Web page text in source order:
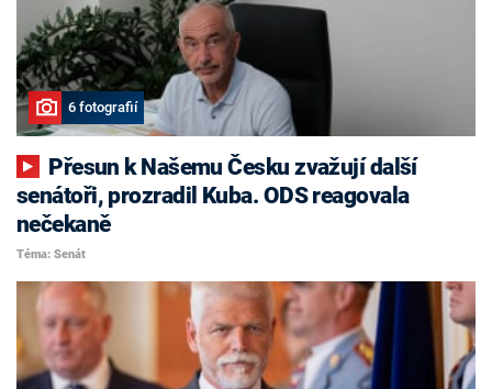
6 fotografií
senátoři, prozradil Kuba. ODS reagovala
nečekaně
Téma: Senát